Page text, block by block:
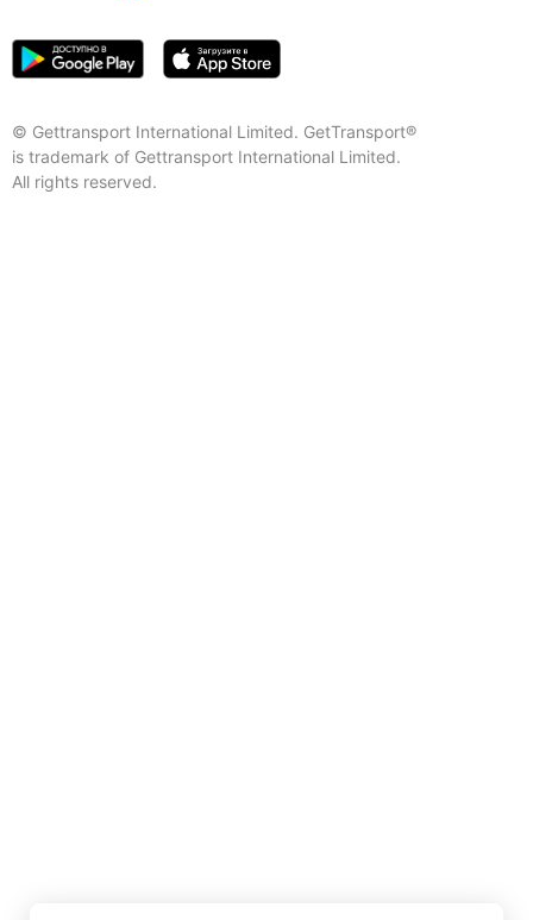
© Gettransport International Limited. GetTransport®
is trademark of Gettransport International Limited.
All rights reserved.